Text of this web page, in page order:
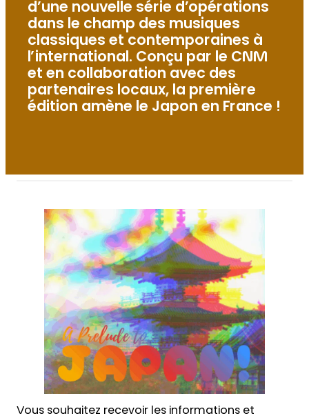
d’une nouvelle série d’opérations
dans le champ des musiques
classiques et contemporaines à
l’international. Conçu par le CNM
et en collaboration avec des
partenaires locaux, la première
édition amène le Japon en France !
Vous souhaitez recevoir les informations et